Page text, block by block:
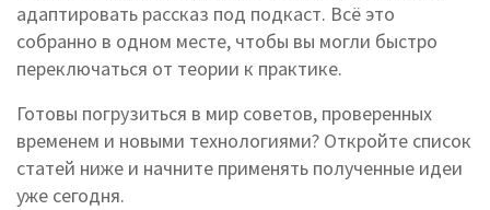
адаптировать рассказ под подкаст. Всё это
собранно в одном месте, чтобы вы могли быстро
переключаться от теории к практике.
Готовы погрузиться в мир советов, проверенных
временем и новыми технологиями? Откройте список
статей ниже и начните применять полученные идеи
уже сегодня.